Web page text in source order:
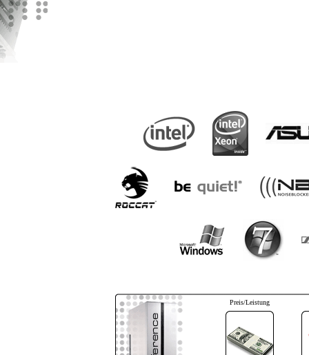
Preis/Leistung